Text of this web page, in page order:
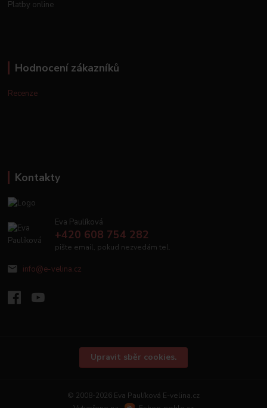
Platby online
Hodnocení zákazníků
Recenze
Kontakty
Eva Paulíková
+420 608 754 282
pište email, pokud nezvedám tel.
info@e-velina.cz
Upravit sběr cookies.
© 2008-2026 Eva Paulíková E-velina.cz